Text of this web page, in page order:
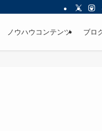
ノウハウコンテンツ ブロ